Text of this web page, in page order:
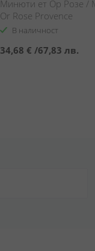
Минюти ет Ор Розе /
Or Rose Provence
В наличност
34,68 € /67,83 лв.